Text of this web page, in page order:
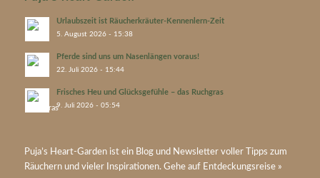
Urlaubszeit ist Räucherkräuter-Kennenlern-Zeit
5. August 2026 - 15:38
Pferde sind uns um Nasenlängen voraus!
22. Juli 2026 - 15:44
Frisches Heu und Glücksgefühle – das Ruchgras
9. Juli 2026 - 05:54
Puja’s Heart-Gardenist ein Blog und Newsletter voller Tipps zum
Räuchern und vieler Inspirationen. Gehe auf Entdeckungsreise »